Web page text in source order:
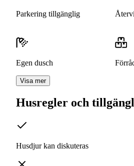
Parkering tillgänglig
Egen dusch
Visa mer
Husregler och
Husdjur kan diskuteras